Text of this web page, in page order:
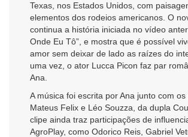
Texas, nos Estados Unidos, com
elementos dos rodeios americanos. O
continua a história iniciada no vídeo
Onde Eu Tô”, e mostra que é possível
amor sem deixar de lado as raízes do
uma vez, o ator Lucca Picon faz par
Ana.
A música foi escrita por Ana junto com
Mateus Felix e Léo Souzza, da dupla
clipe ainda traz participações de
AgroPlay, como Odorico Reis, Gabriel